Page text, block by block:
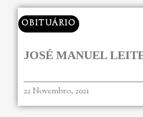
OBITUÁRIO
JOSÉ MANUEL
22 Novembro, 2021